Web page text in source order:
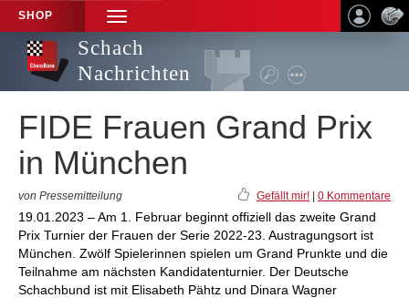
SHOP
TOGGLE
NAVIGATION
Schach
Nachrichten
FIDE Frauen Grand Prix
in München
von Pressemitteilung Gefällt mir! 0 Kommentare
19.01.2023 – Am 1. Februar beginnt offiziell das zweite Grand
Prix Turnier der Frauen der Serie 2022-23. Austragungsort ist
München. Zwölf Spielerinnen spielen um Grand Prunkte und die
Teilnahme am nächsten Kandidatenturnier. Der Deutsche
Schachbund ist mit Elisabeth Pähtz und Dinara Wagner